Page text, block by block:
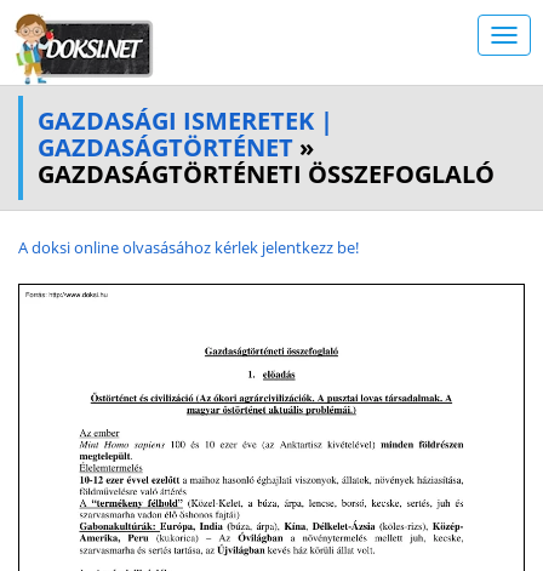
GAZDASÁGI ISMERETEK |
GAZDASÁGTÖRTÉNET »
GAZDASÁGTÖRTÉNETI ÖSSZEFOGLALÓ
A doksi online olvasásához kérlek jelentkezz be!